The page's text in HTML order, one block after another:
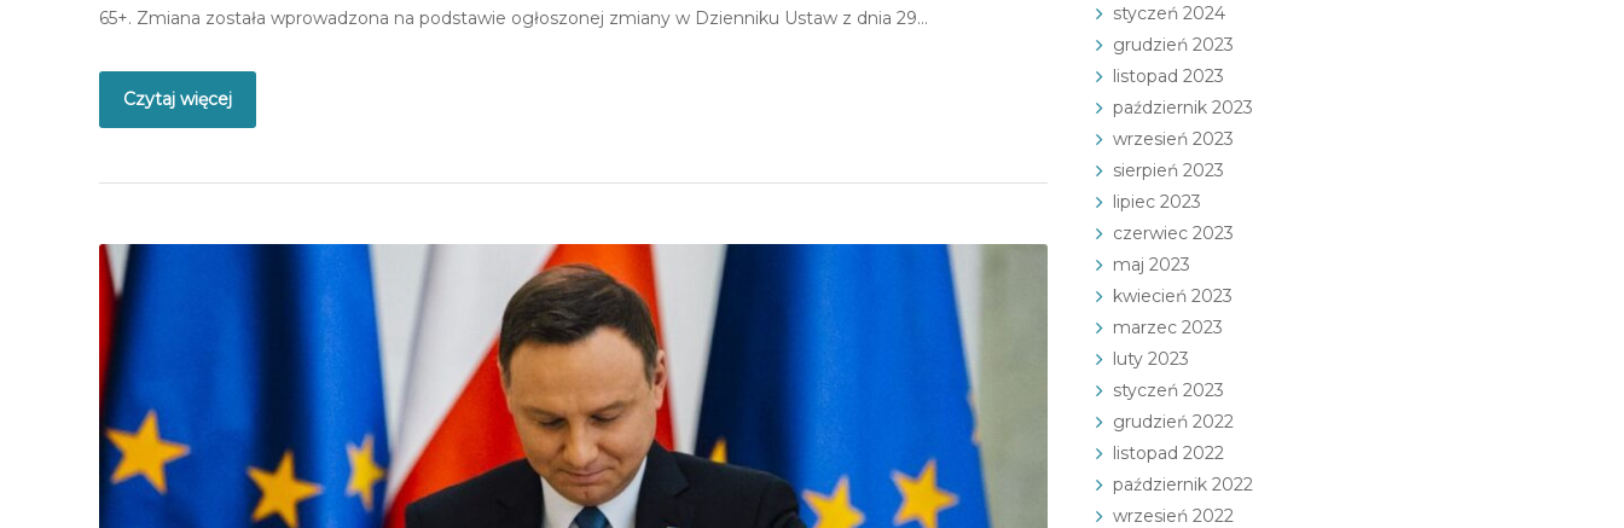
65+. Zmiana została wprowadzona na podstawie ogłoszonej zmiany w Dzienniku Ustaw z dnia 29…
Czytaj więcej
styczeń 2024
grudzień 2023
listopad 2023
październik 2023
wrzesień 2023
sierpień 2023
lipiec 2023
czerwiec 2023
maj 2023
kwiecień 2023
marzec 2023
luty 2023
styczeń 2023
grudzień 2022
listopad 2022
październik 2022
wrzesień 2022